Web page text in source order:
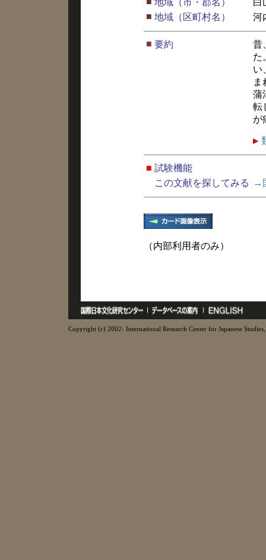
地域（市・郡名）
白
■ 地域（区町村名） 河
■ 要約
昔
た
い
ま
蒲
転
が
■ 試験機能
この文献を探してみる
→
（内部利用者のみ）
Copyright (c) 2002- International Research Center for Japanese